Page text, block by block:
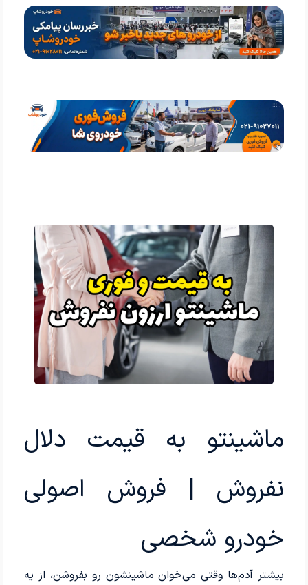
ماشینتو به قیمت دلال
نفروش | فروش اصولی
خودرو شخصی
بیشتر آدم‌ها وقتی می‌خوان ماشینشون رو بفروشن، از یه